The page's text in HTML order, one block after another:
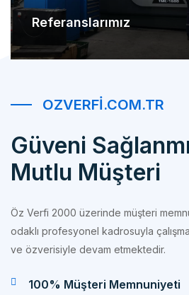
Güveni
Mutlu Müşteri
Öz Verfi 2000 üzerinde müşteri
ve özverisiyle devam etmektedir.
100% Müşteri Memnuniyeti
Zamanında Teslim Projeler